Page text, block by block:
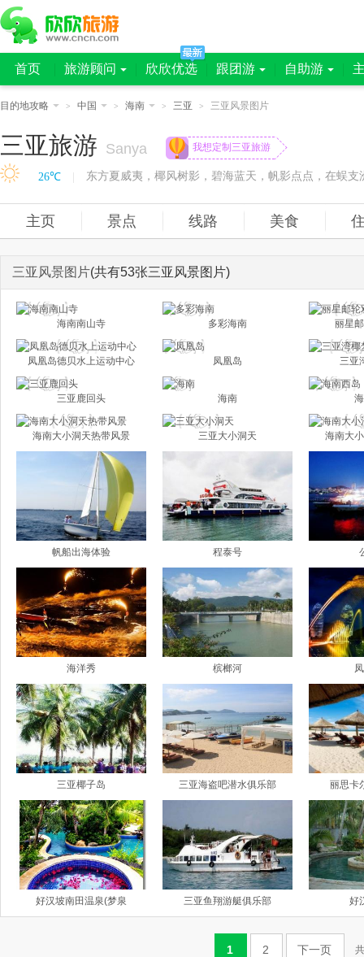
首页 旅游顾问 欣欣优选 跟团游 自助游
目的地攻略 > 中国 > 海南 > 三亚 > 三亚风景图片
三亚旅游 Sanya 我想定制三亚旅游
26℃
主页 景点 线路 美食
三亚风景图片(共有53张三亚风景图片)
海南南山寺 多彩海南 丽星
凤凰岛德贝水上运动中心 凤凰岛 三亚
三亚鹿回头 海南
海南大小洞天热带风景 三亚大小洞天 海南大
帆船出海体验 程泰号
海洋秀 槟榔河
三亚椰子岛 三亚海盗吧潜水俱乐部 丽思卡
好汉坡南田温泉(梦泉 三亚鱼翔游艇俱乐部 好
1 2 下一页